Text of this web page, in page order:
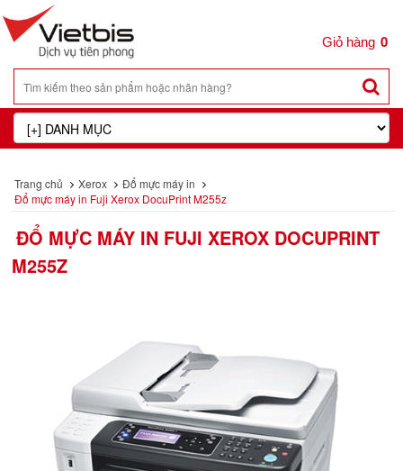
0
Trang chủ Xerox
Đổ mực máy in
Đổ mực máy in Fuji Xerox DocuPrint M255z
ĐỔ MỰC MÁY IN FUJI XEROX DOCUPRINT
M255Z